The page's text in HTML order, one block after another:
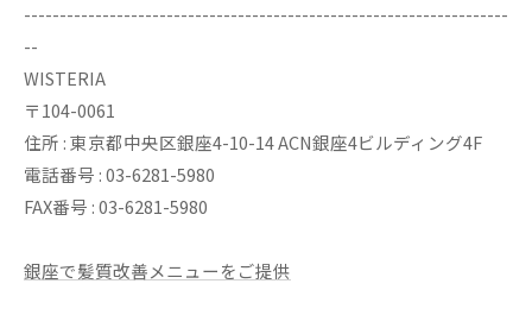
--------------------------------------------------------------------
--
WISTERIA
〒104-0061
住所 : 東京都中央区銀座4-10-14 ACN銀座4ビルディング4F
電話番号 : 03-6281-5980
FAX番号 : 03-6281-5980
銀座で髪質改善メニューをご提供